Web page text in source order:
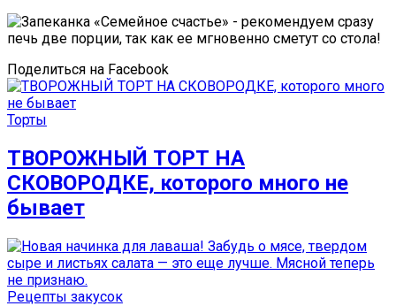
Поделиться на Facebook
Торты
ТВОРОЖНЫЙ ТОРТ НА
СКОВОРОДКЕ, которого много не
бывает
Рецепты закусок